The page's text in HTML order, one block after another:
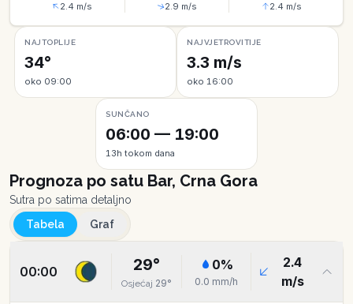
2.4 m/s
2.9 m/s
2.4 m/s
NAJTOPLIJE
34°
oko 09:00
NAJVJETROVITIJE
3.3 m/s
oko 16:00
SUNČANO
06:00 — 19:00
13h tokom dana
Prognoza po satu Bar, Crna Gora
Sutra po satima detaljno
Tabela
Graf
00:00 29°
Osjećaj 29°
0%
0.0 mm/h
2.4
m/s